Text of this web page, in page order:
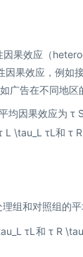
果效应（
因果效应，例
广告在不同地区
均因果效应为 τ
L \tau_L τL 和 τ
组和对照组的平
τL 和 τ R